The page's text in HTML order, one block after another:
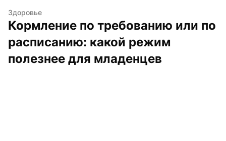
Здоровье
Кормление по требованию или по
расписанию: какой режим
полезнее для младенцев